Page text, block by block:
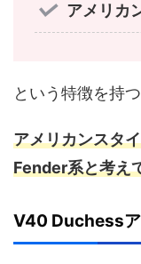
アメリカ
という特徴を持つ
アメリカンスタ
Fender系と考え
V40 Duchessア